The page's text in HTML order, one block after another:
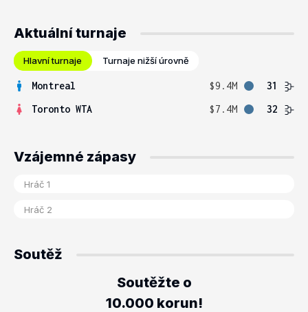
Aktuální turnaje
Hlavní turnaje Turnaje nižší úrovně
Montreal $9.4M
31
Toronto WTA
$7.4M 32
Vzájemné zápasy
Soutěž
Soutěžte o
10.000 korun!